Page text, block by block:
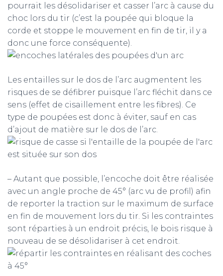
pourrait les désolidariser et casser l’arc à cause du
choc lors du tir (c’est la poupée qui bloque la
corde et stoppe le mouvement en fin de tir, il y a
donc une force conséquente).
Les entailles sur le dos de l’arc augmentent les
risques de se défibrer puisque l’arc fléchit dans ce
sens (effet de cisaillement entre les fibres). Ce
type de poupées est donc à éviter, sauf en cas
d’ajout de matière sur le dos de l’arc.
– Autant que possible, l’encoche doit être réalisée
avec un angle proche de 45° (arc vu de profil) afin
de reporter la traction sur le maximum de surface
en fin de mouvement lors du tir. Si les contraintes
sont réparties à un endroit précis, le bois risque à
nouveau de se désolidariser à cet endroit.